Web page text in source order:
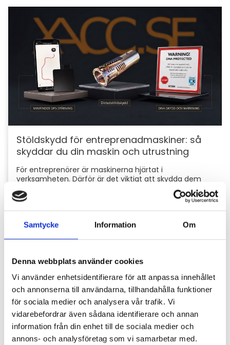
Samtycke Information Om
Denna webbplats använder cookies
Vi använder enhetsidentifierare för att anpassa innehållet
och annonserna till användarna, tillhandahålla funktioner
för sociala medier och analysera vår trafik. Vi
vidarebefordrar även sådana identifierare och annan
information från din enhet till de sociala medier och
annons- och analysföretag som vi samarbetar med.
Stöldskydd för entreprenadmaskiner: så
skyddar du din maskin och utrustning
För entreprenörer är maskinerna hjärtat i
verksamheten. Därför är det viktigt att skydda dem
mot stölder och skador som kan orsaka kostsamma
avbrott....
Hyttbord till traktorn, den lilla detaljen som
gör stor skillnad i vardagen